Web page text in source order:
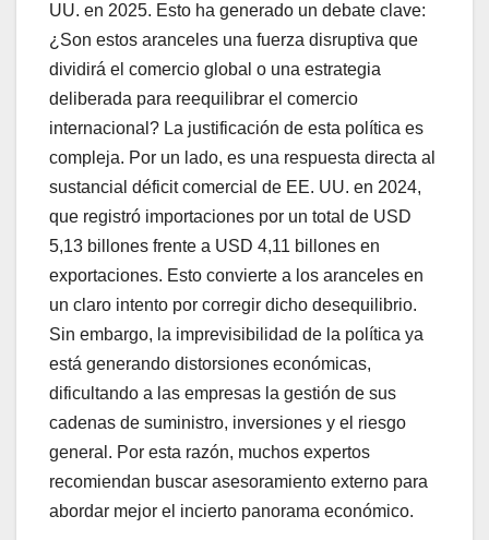
UU. en 2025. Esto ha generado un debate clave:
¿Son estos aranceles una fuerza disruptiva que
dividirá el comercio global o una estrategia
deliberada para reequilibrar el comercio
internacional? La justificación de esta política es
compleja. Por un lado, es una respuesta directa al
sustancial déficit comercial de EE. UU. en 2024,
que registró importaciones por un total de USD
5,13 billones frente a USD 4,11 billones en
exportaciones. Esto convierte a los aranceles en
un claro intento por corregir dicho desequilibrio.
Sin embargo, la imprevisibilidad de la política ya
está generando distorsiones económicas,
dificultando a las empresas la gestión de sus
cadenas de suministro, inversiones y el riesgo
general. Por esta razón, muchos expertos
recomiendan buscar asesoramiento externo para
abordar mejor el incierto panorama económico.